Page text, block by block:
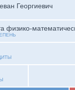
Георгиевич
физико-